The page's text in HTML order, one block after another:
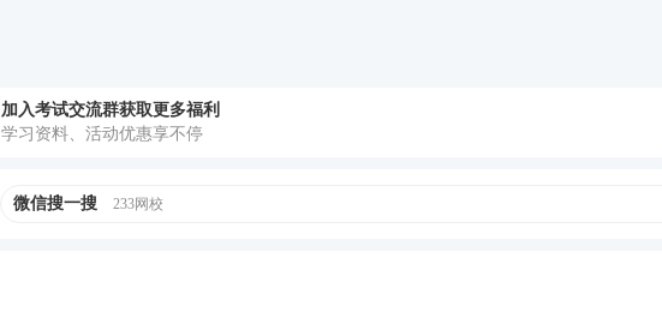
加入考试交流群获取更多福利
学习资料、活动优惠享不停
微信搜一搜 233网校